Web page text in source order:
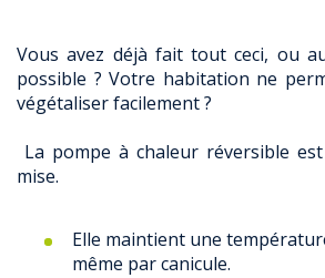
Vous avez déjà fait tout ceci, ou
possible ? Votre habitation ne
végétaliser facilement ?
La pompe à chaleur réversible
mise.
Elle maintient une
même par canicule.